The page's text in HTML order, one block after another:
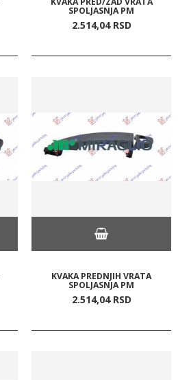
SPOLJASNJA PM
2.514,04 RSD
KVAKA PREDNJIH VRATA
SPOLJASNJA PM
2.514,04 RSD